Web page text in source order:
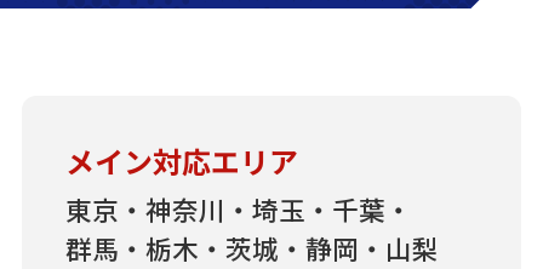
メイン対応エリア
東京・神奈川・埼玉・千葉・
群馬・栃木・茨城・静岡・山梨